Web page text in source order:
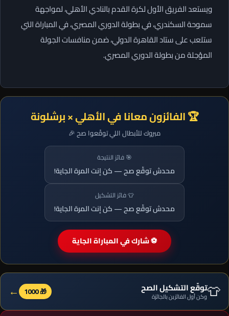
ويستعد الفريق الأول لكرة القدم بالنادي الأهلي، لمواجهة
سموحة السكندري، في بطولة الدوري المصري، في المباراة التي
ستلعب على ستاد القاهرة الدولي، ضمن منافسات الجولة
المؤجلة من بطولة الدوري المصري.
🏆 الفائزون معانا في الأهلي × برشلونة
مبروك للأبطال اللي توقّعوا صح 🎉
🎯 فائز النتيجة
محدش توقّع صح — كن إنت المرة الجاية!
👕 فائز التشكيل
محدش توقّع صح — كن إنت المرة الجاية!
⚽ شارك في المباراة الجاية
👕توقّع التشكيل الصح
وكن أول الفائزين بالجائزة 🎁 1000
←